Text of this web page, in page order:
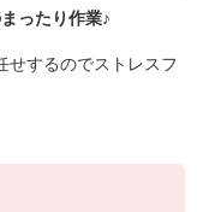
ったり作業♪
せするのでストレスフ